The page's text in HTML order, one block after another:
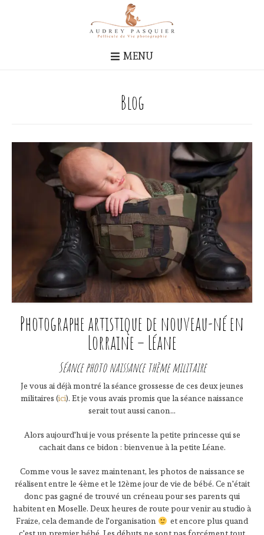
MENU
Blog
Photographe artistique de nouveau-né en
Lorraine – Léane
Séance photo naissance thème militaire
Je vous ai déjà montré la séance grossesse de ces deux jeunes
militaires (ici). Et je vous avais promis que la séance naissance
serait tout aussi canon...
Alors aujourd'hui je vous présente la petite princesse qui se
cachait dans ce bidon : bienvenue à la petite Léane.
Comme vous le savez maintenant, les photos de naissance se
réalisent entre le 4ème et le 12ème jour de vie de bébé. Ce n'était
donc pas gagné de trouvé un créneau pour ses parents qui
habitent en Moselle. Deux heures de route pour venir au studio à
Fraize, cela demande de l'organisation
et encore plus quand